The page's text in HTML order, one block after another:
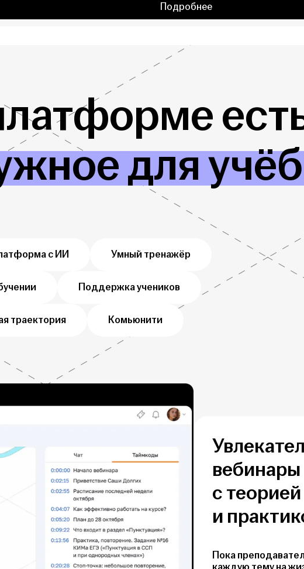
Подробнее
для
с ИИ Умный тренажёр
Поддержка учеников
траектория Комьюнити
вебинары
с теорией
и
Пока